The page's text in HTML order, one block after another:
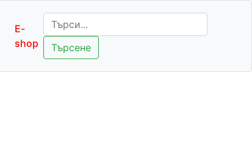
E-
shop
Търсене